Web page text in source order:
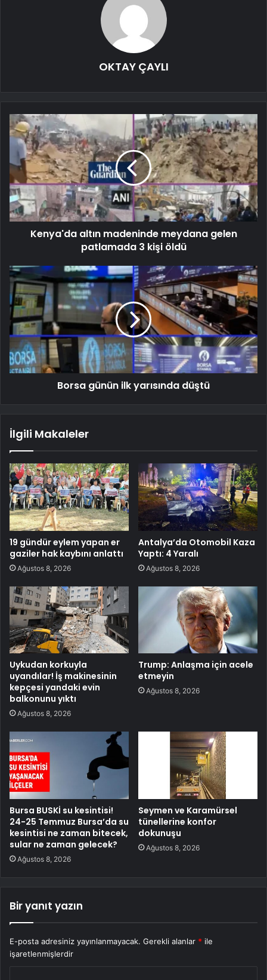
OKTAY ÇAYLI
Kenya'da altın madeninde meydana gelen
patlamada 3 kişi öldü
Borsa günün ilk yarısında düştü
İlgili Makaleler
19 gündür eylem yapan er
gaziler hak kaybını anlattı
Ağustos 8, 2026
Antalya’da Otomobil Kaza
Yaptı: 4 Yaralı
Ağustos 8, 2026
Uykudan korkuyla
uyandılar! İş makinesinin
kepçesi yandaki evin
balkonunu yıktı
Ağustos 8, 2026
Trump: Anlaşma için acele
etmeyin
Ağustos 8, 2026
Bursa BUSKİ su kesintisi!
24-25 Temmuz Bursa’da su
kesintisi ne zaman bitecek,
sular ne zaman gelecek?
Ağustos 8, 2026
Seymen ve Karamürsel
tünellerine konfor
dokunuşu
Ağustos 8, 2026
Bir yanıt yazın
E-posta adresiniz yayınlanmayacak. Gerekli alanlar * ile
işaretlenmişlerdir